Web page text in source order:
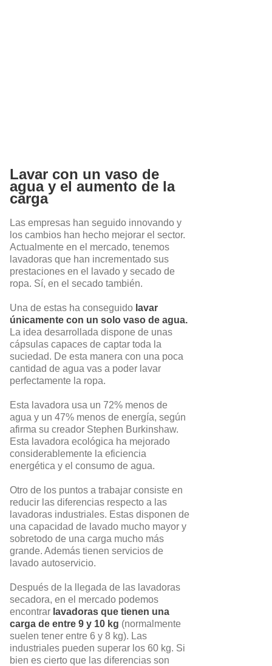
Lavar con un vaso de
agua y el aumento de la
carga
Las empresas han seguido innovando y
los cambios han hecho mejorar el sector.
Actualmente en el mercado, tenemos
lavadoras que han incrementado sus
prestaciones en el lavado y secado de
ropa. Sí, en el secado también.
Una de estas ha conseguido lavar
únicamente con un solo vaso de agua.
La idea desarrollada dispone de unas
cápsulas capaces de captar toda la
suciedad. De esta manera con una poca
cantidad de agua vas a poder lavar
perfectamente la ropa.
Esta lavadora usa un 72% menos de
agua y un 47% menos de energía, según
afirma su creador Stephen Burkinshaw.
Esta lavadora ecológica ha mejorado
considerablemente la eficiencia
energética y el consumo de agua.
Otro de los puntos a trabajar consiste en
reducir las diferencias respecto a las
lavadoras industriales. Estas disponen de
una capacidad de lavado mucho mayor y
sobretodo de una carga mucho más
grande. Además tienen servicios de
lavado autoservicio.
Después de la llegada de las lavadoras
secadora, en el mercado podemos
encontrar lavadoras que tienen una
carga de entre 9 y 10 kg (normalmente
suelen tener entre 6 y 8 kg). Las
industriales pueden superar los 60 kg. Si
bien es cierto que las diferencias son